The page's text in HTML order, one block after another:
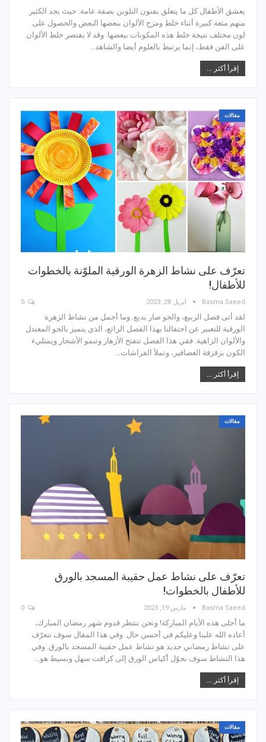
يعشق الأطفال كل ما يتعلق بفنون التلوين بصفة عامة. حيث يجد الكثير
منهم متعة كبيرة أثناء خلط ومزج الألوان ببعضها البعض والحصول على
لون مختلف نتيجة خلط هذه المكونات ببعضها. وقد لا يقتصر خلط الألوان
على الفن فقط، إنما يرتبط بالعلوم أيضا والشاهد…
إقرأ أكثر ...
مقالات
تعرّف على نشاط الزهرة الورقية الملوّنة بالخطوات
للأطفال!
Basma Saeed أبريل 28, 2023
لقد أتى فصل الربيع، والجو صار بديع. وما أجمل من نشاط الزهرة
الورقية للتعبير عن احتفالنا بهذا الفصل الرائع، الذي يتميز بالجو المعتدل
والألوان الزاهية. ففي هذا الفصل تتفتح الأزهار وتنمو الأشجار ويمتليء
الكون بزقزقة العصافير، وتملأ الفراشات…
إقرأ أكثر ...
مقالات
تعرّف على نشاط عمل حقيبة المسجد بالورق
للأطفال بالخطوات!
Basma Saeed مارس 19, 2023
ما أحلى هذه الأيام المباركة! ونحن ننتظر قدوم شهر رمضان المبارك،
أعاده الله علينا وعليكم في أحسن حال. وفي هذا المقال سوف نتعرّف
على نشاط رمضاني جديد هو نشاط عمل حقيبة المسجد بالورق. وفي
هذا النشاط سوف نحوّل أكياس الورق إلى كرافت سهل وبسيط هو…
إقرأ أكثر ...
مقالات